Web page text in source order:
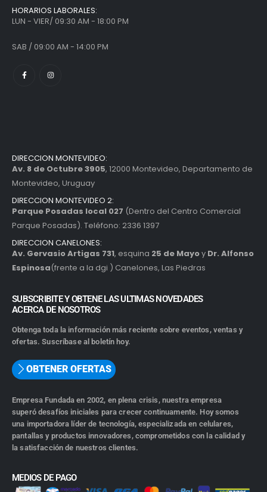
HORARIOS LABORALES:
LUN - VIER/ 09:30 AM - 18:00 PM
SAB / 09:00 AM - 14:00 PM
DIRECCION MONTEVIDEO:
Av. 8 de Octubre 3905, 12000 Montevideo, Departamento de
Montevideo, Uruguay
DIRECCION MONTEVIDEO 2:
Parque Posadas local 027 (Dentro del Centro Comercial
Parque Posadas). Teléfono: 2336 1397
DIRECCION CANELONES:
Av. Gervasio Artigas 731, esquina 25 de Mayoy Dr. Alfonso
Espinosa(frente a la dgi ) Canelones, Las Piedras
SUBSCRIBITE Y OBTENE LAS ULTIMAS NOVEDADES
ACERCA DE NOSOTROS
Obtenga toda la información más reciente sobre eventos, ventas y
ofertas. Suscríbase al boletín hoy.
OBTENER OFERTAS
Empresa Fundada en 2002, en plena crisis, nuestra empresa
superó desafíos iniciales para crecer continuamente. Hoy somos
una importadora líder de tecnología, especializada en celulares,
pantallas y productos innovadores, comprometidos con la calidad y
la satisfacción de nuestros clientes.
MEDIOS DE PAGO